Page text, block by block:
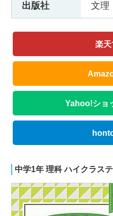
出版社 文理
楽天
Yahoo!ショ
中学1年 理科 ハイクラス